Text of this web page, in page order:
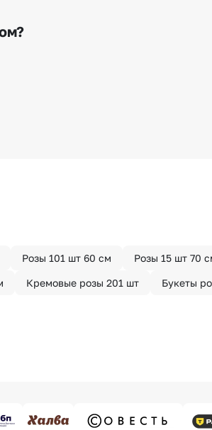
на указанный им почтовый адрес
Розы 101 шт 60 см Розы 15 шт 70
Кремовые розы 201 шт Букеты